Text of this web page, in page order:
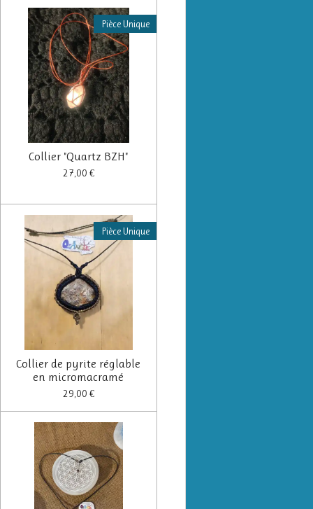
Pièce Unique
Collier "Quartz BZH"
27,00 €
Pièce Unique
Collier de pyrite réglable
en micromacramé
29,00 €